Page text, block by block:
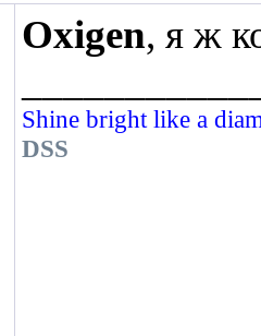
Oxigen, я ж
Shine bright like a
DSS